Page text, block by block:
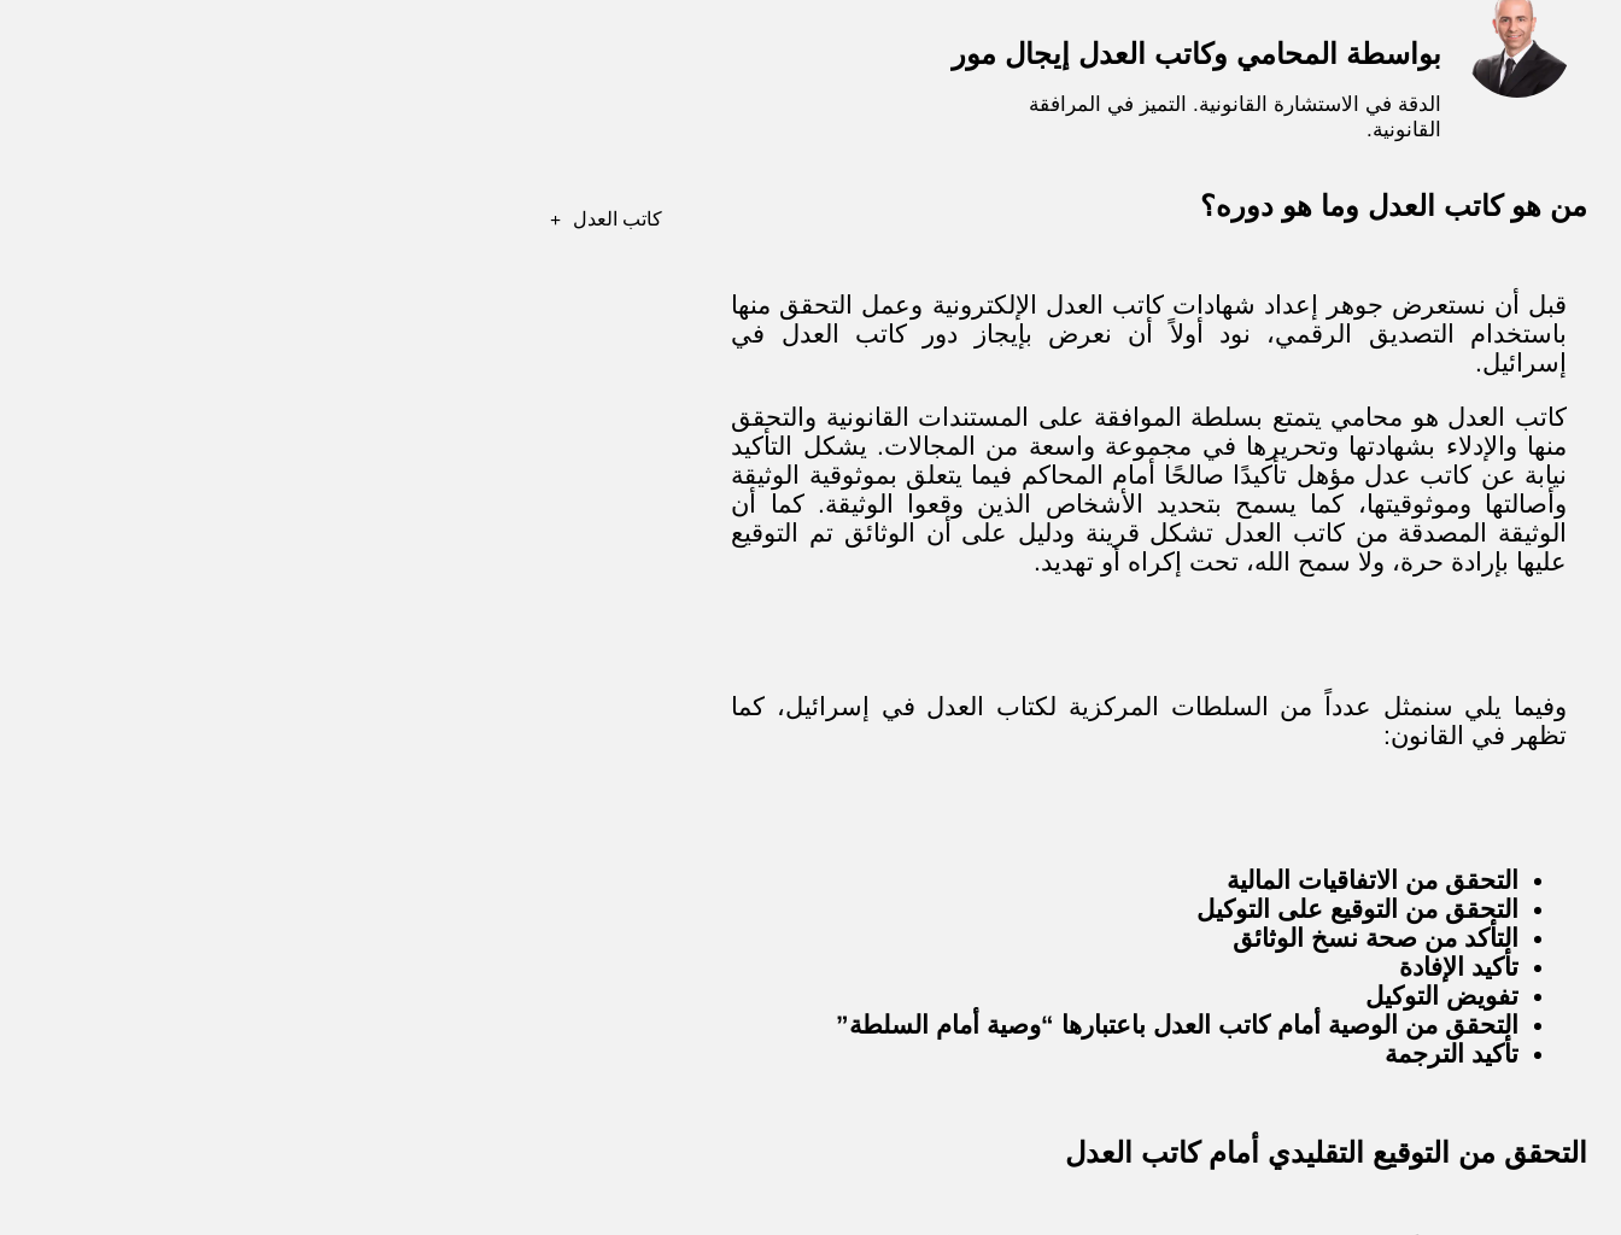
بواسطة المحامي وكاتب العدل إيجال مور
الدقة في الاستشارة القانونية. التميز في المرافقة
القانونية.
من هو كاتب العدل وما هو دوره؟
قبل أن نستعرض جوهر إعداد شهادات كاتب العدل الإلكترونية وعمل التحقق منها
باستخدام التصديق الرقمي، نود أولاً أن نعرض بإيجاز دور كاتب العدل في
إسرائيل.
كاتب العدل هو محامي يتمتع بسلطة الموافقة على المستندات القانونية والتحقق
منها والإدلاء بشهادتها وتحريرها في مجموعة واسعة من المجالات. يشكل التأكيد
نيابة عن كاتب عدل مؤهل تأكيدًا صالحًا أمام المحاكم فيما يتعلق بموثوقية الوثيقة
وأصالتها وموثوقيتها، كما يسمح بتحديد الأشخاص الذين وقعوا الوثيقة. كما أن
الوثيقة المصدقة من كاتب العدل تشكل قرينة ودليل على أن الوثائق تم التوقيع
عليها بإرادة حرة، ولا سمح الله، تحت إكراه أو تهديد.
وفيما يلي سنمثل عدداً من السلطات المركزية لكتاب العدل في إسرائيل، كما
تظهر في القانون:
التحقق من الاتفاقيات المالية
التحقق من التوقيع على التوكيل
التأكد من صحة نسخ الوثائق
تأكيد الإفادة
تفويض التوكيل
التحقق من الوصية أمام كاتب العدل باعتبارها “وصية أمام السلطة”
تأكيد الترجمة
التحقق من التوقيع التقليدي أمام كاتب العدل
كاتب العدل